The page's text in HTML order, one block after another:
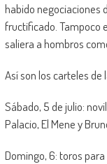
habido negociaciones
fructificado. Tampoco
saliera a hombros
Así son los carteles de
Sábado, 5 de julio:
Palacio, El Mene y
Domingo, 6: toros